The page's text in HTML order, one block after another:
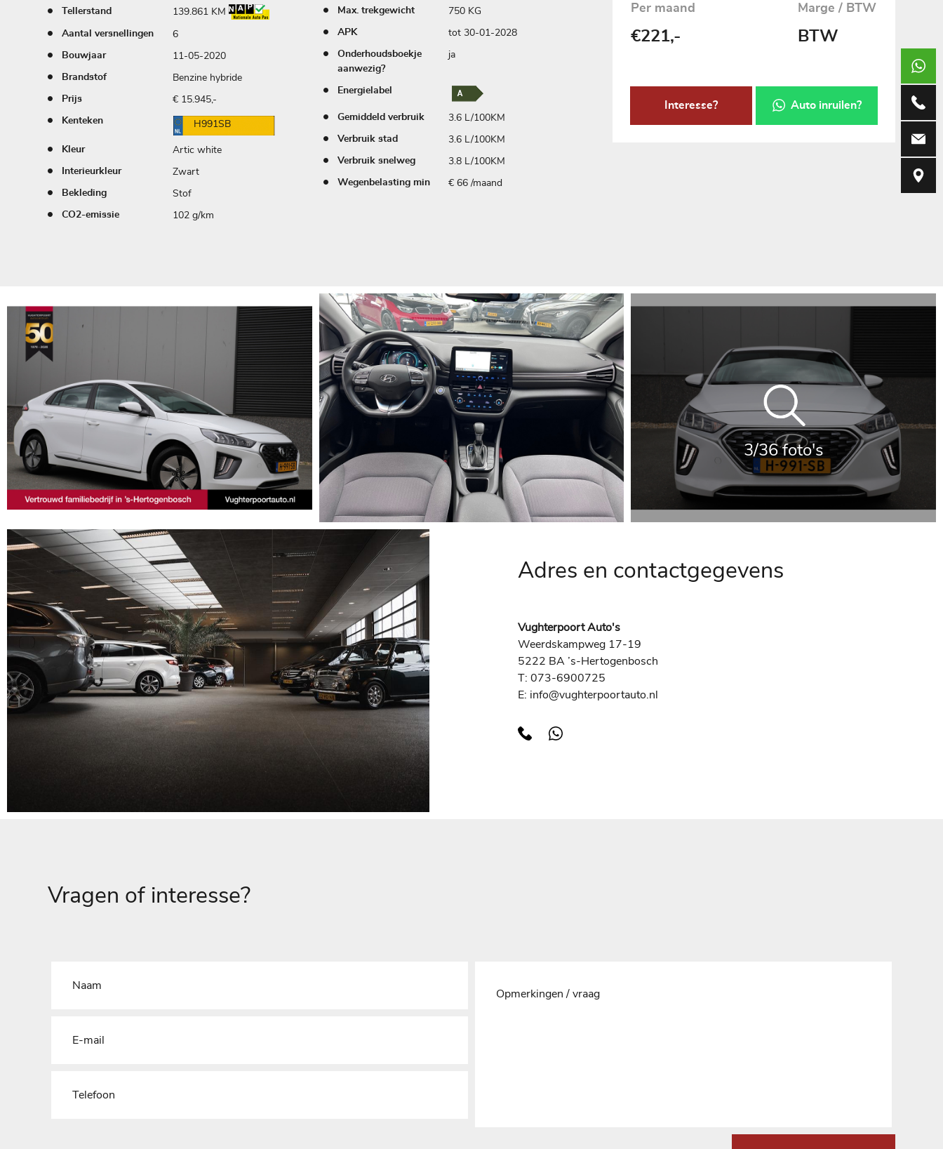
073-
Tellerstand 139.861 KM
Aantal versnellingen 6
Bouwjaar 11-05-2020
Brandstof Benzine hybride
Prijs € 15.945,-
Kenteken H991SB
Kleur Artic white
Interieurkleur Zwart
Bekleding Stof
CO2-emissie 102 g/km
Max. trekgewicht 750 KG
APK tot 30-01-2028
Onderhoudsboekje
aanwezig?
ja
Energielabel
Gemiddeld verbruik 3.6 L/100KM
Verbruik stad 3.6 L/100KM
Verbruik snelweg 3.8 L/100KM
Wegenbelasting min € 66 /maand
Per maand
€221,-
Marge / BTW
BTW
Interesse? Auto inruilen?
3/36 foto's
Adres en contactgegevens
Vughterpoort Auto's
Weerdskampweg 17-19
5222 BA ’s-Hertogenbosch
T: 073-6900725
E: info@vughterpoortauto.nl
Vragen of interesse?